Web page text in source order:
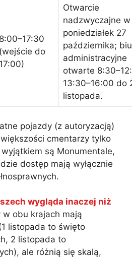
8:00–17:30
(wejście do
17:00)
Otwarcie
nadzwyczajne w
poniedziałek 27
października;
administracyjne
otwarte
13:30–16:00 do
listopada.
pojazdy (z autoryzacją)
cmentarzy tylko
są Monumentale,
dostęp mają wyłącznie
wygląda inaczej niż
w obu krajach mają
listopada to święto
2 listopada to
ale różnią się skalą,